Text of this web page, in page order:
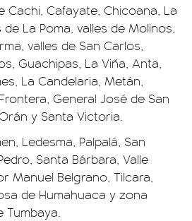
Cachi, Cafayate, Chicoana, La
de La Poma, valles de Molinos,
valles de San Carlos,
Guachipas, La Viña, Anta,
La Candelaria, Metán,
General José de San
y Santa Victoria.
Ledesma, Palpalá, San
Santa Bárbara, Valle
Manuel Belgrano, Tilcara,
de Humahuaca y zona
Tumbaya.